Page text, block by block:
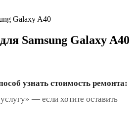
Galaxy A40
Samsung Galaxy A40
узнать стоимость ремонта:
— если хотите оставить